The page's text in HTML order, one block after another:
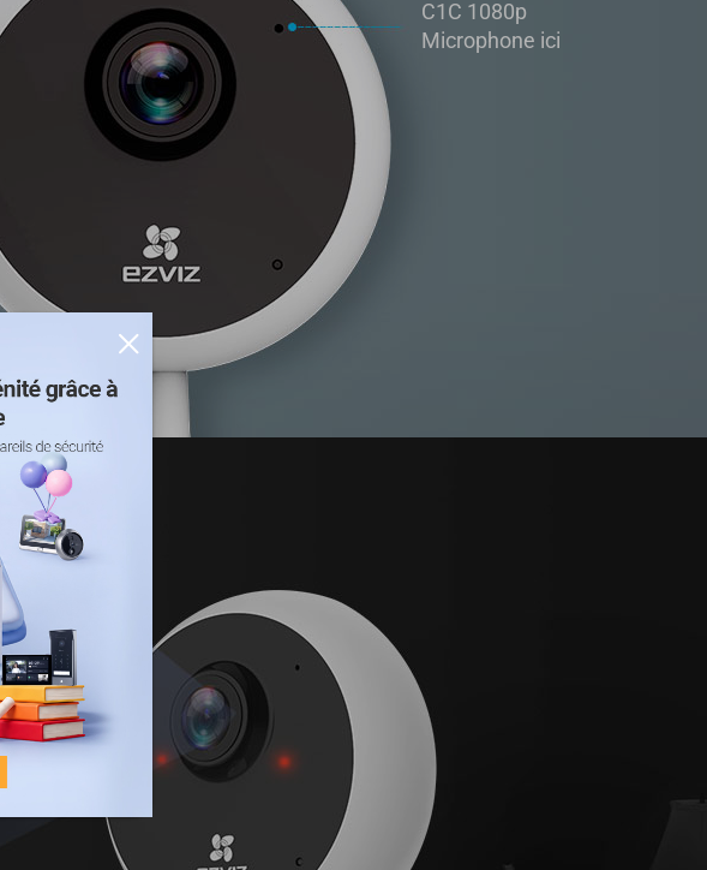
C1C 1080p
Microphone ici